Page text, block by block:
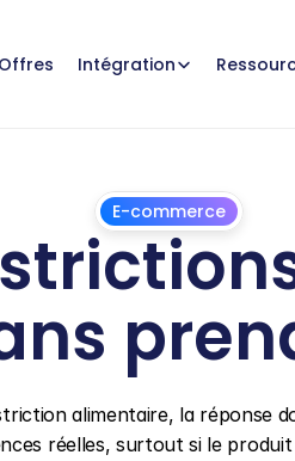
Offres Intégration
E-commerce
alimentaire, la réponse
réelles, surtout si le